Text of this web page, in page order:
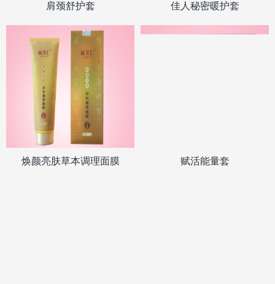
肩颈舒护套 佳人秘密暖护套
焕颜亮肤草本调理面膜 赋活能量套